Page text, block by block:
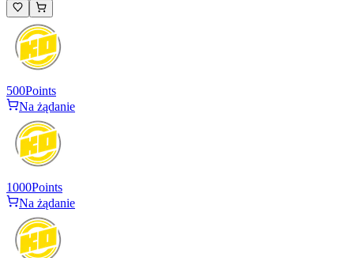
500Points
Na żądanie
1000Points
Na żądanie